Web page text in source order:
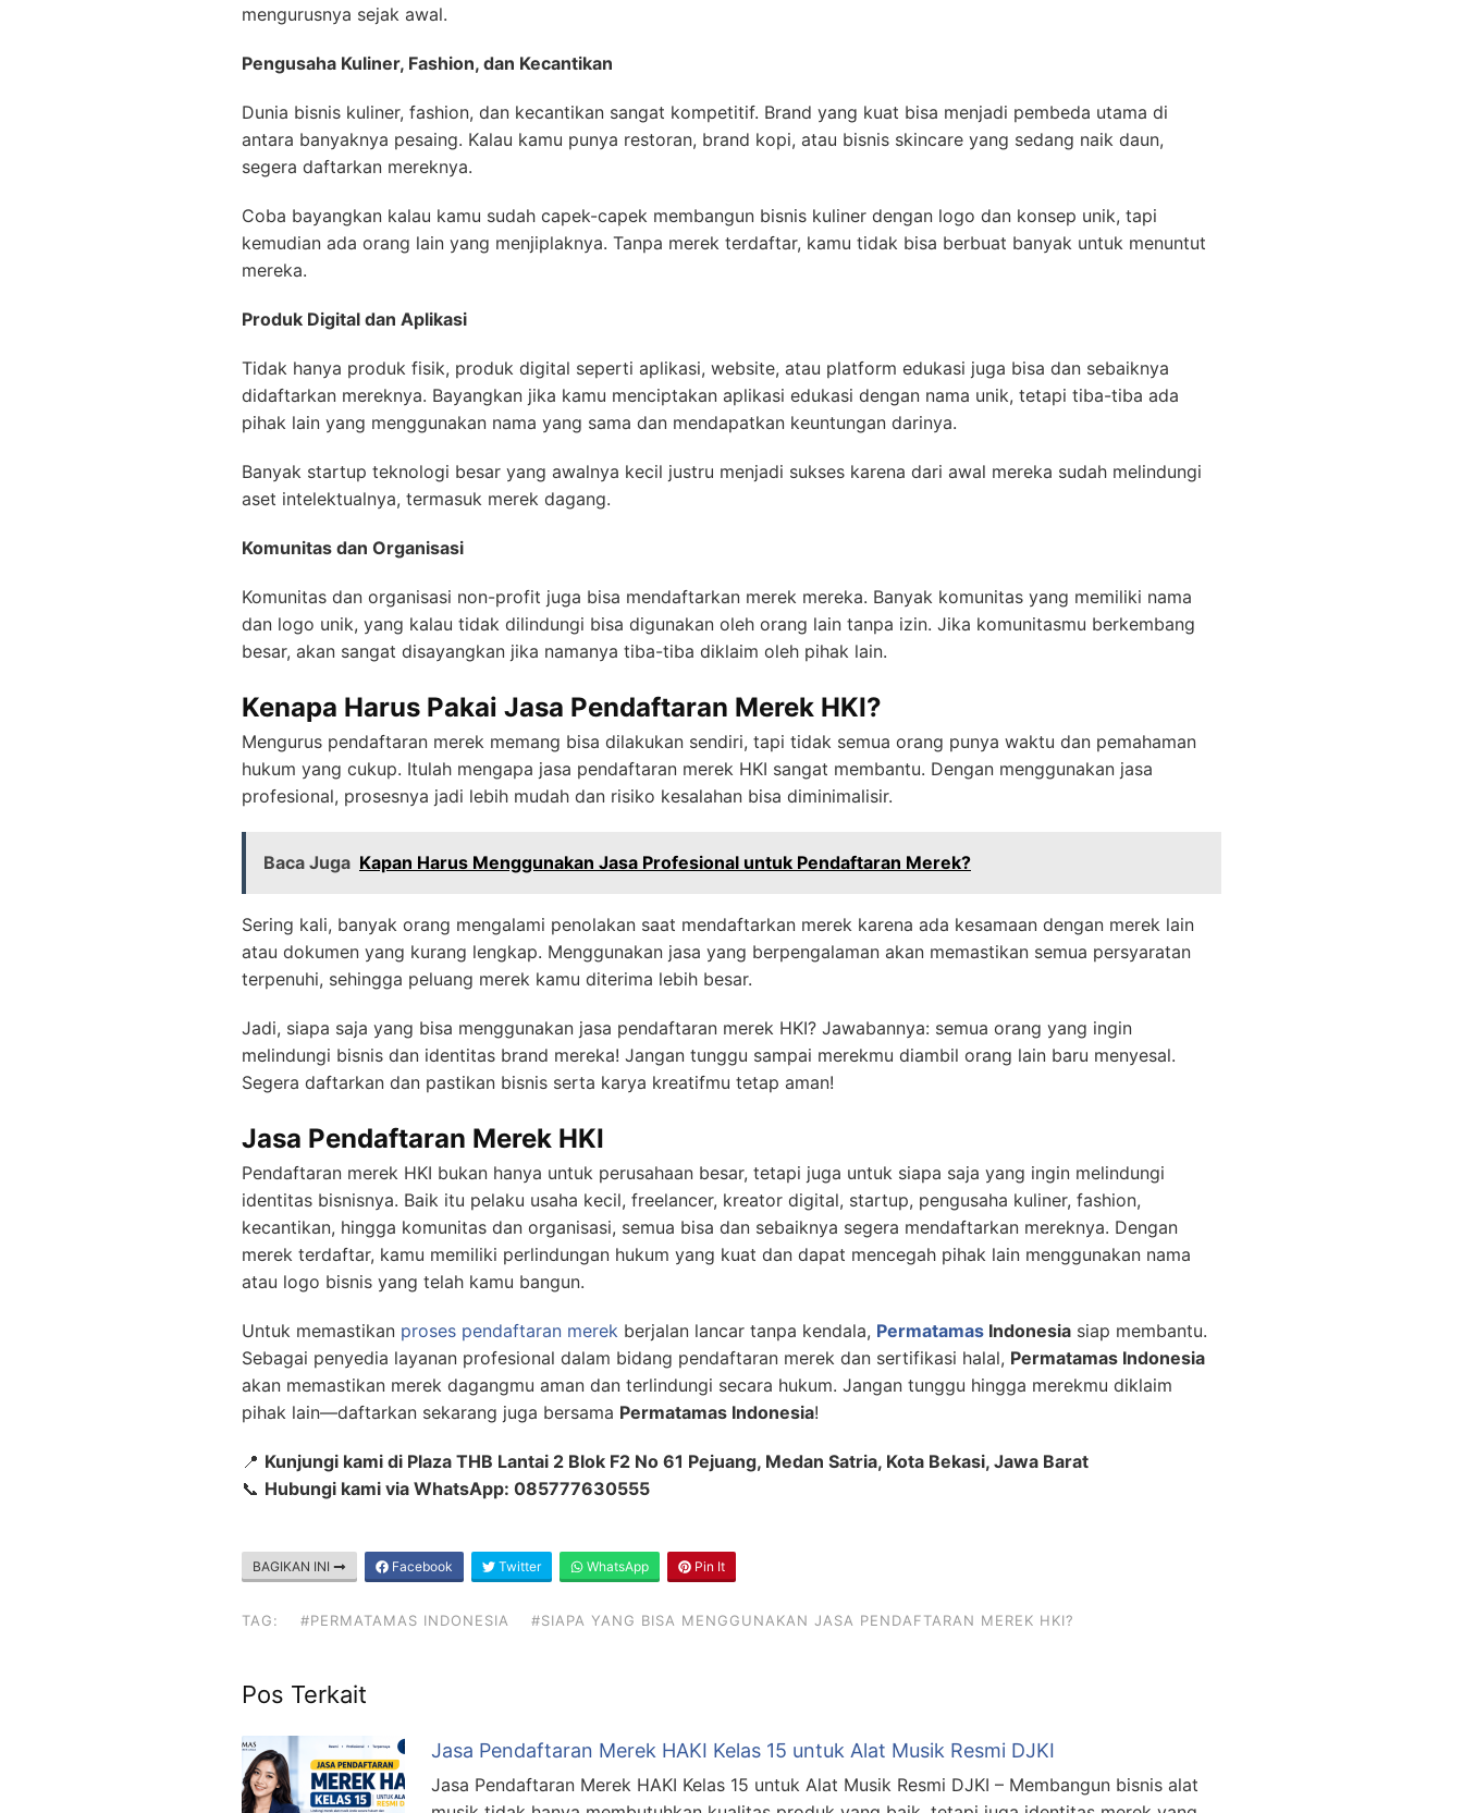
mengurusnya sejak awal.
Pengusaha Kuliner, Fashion, dan Kecantikan
Dunia bisnis kuliner, fashion, dan kecantikan sangat kompetitif. Brand yang kuat bisa menjadi pembeda utama di
antara banyaknya pesaing. Kalau kamu punya restoran, brand kopi, atau bisnis skincare yang sedang naik daun,
segera daftarkan mereknya.
Coba bayangkan kalau kamu sudah capek-capek membangun bisnis kuliner dengan logo dan konsep unik, tapi
kemudian ada orang lain yang menjiplaknya. Tanpa merek terdaftar, kamu tidak bisa berbuat banyak untuk menuntut
mereka.
Produk Digital dan Aplikasi
Tidak hanya produk fisik, produk digital seperti aplikasi, website, atau platform edukasi juga bisa dan sebaiknya
didaftarkan mereknya. Bayangkan jika kamu menciptakan aplikasi edukasi dengan nama unik, tetapi tiba-tiba ada
pihak lain yang menggunakan nama yang sama dan mendapatkan keuntungan darinya.
Banyak startup teknologi besar yang awalnya kecil justru menjadi sukses karena dari awal mereka sudah melindungi
aset intelektualnya, termasuk merek dagang.
Komunitas dan Organisasi
Komunitas dan organisasi non-profit juga bisa mendaftarkan merek mereka. Banyak komunitas yang memiliki nama
dan logo unik, yang kalau tidak dilindungi bisa digunakan oleh orang lain tanpa izin. Jika komunitasmu berkembang
besar, akan sangat disayangkan jika namanya tiba-tiba diklaim oleh pihak lain.
Kenapa Harus Pakai Jasa Pendaftaran Merek HKI?
Mengurus pendaftaran merek memang bisa dilakukan sendiri, tapi tidak semua orang punya waktu dan pemahaman
hukum yang cukup. Itulah mengapa jasa pendaftaran merek HKI sangat membantu. Dengan menggunakan jasa
profesional, prosesnya jadi lebih mudah dan risiko kesalahan bisa diminimalisir.
Baca Juga Kapan Harus Menggunakan Jasa Profesional untuk Pendaftaran Merek?
Sering kali, banyak orang mengalami penolakan saat mendaftarkan merek karena ada kesamaan dengan merek lain
atau dokumen yang kurang lengkap. Menggunakan jasa yang berpengalaman akan memastikan semua persyaratan
terpenuhi, sehingga peluang merek kamu diterima lebih besar.
Jadi, siapa saja yang bisa menggunakan jasa pendaftaran merek HKI? Jawabannya: semua orang yang ingin
melindungi bisnis dan identitas brand mereka! Jangan tunggu sampai merekmu diambil orang lain baru menyesal.
Segera daftarkan dan pastikan bisnis serta karya kreatifmu tetap aman!
Jasa Pendaftaran Merek HKI
Pendaftaran merek HKI bukan hanya untuk perusahaan besar, tetapi juga untuk siapa saja yang ingin melindungi
identitas bisnisnya. Baik itu pelaku usaha kecil, freelancer, kreator digital, startup, pengusaha kuliner, fashion,
kecantikan, hingga komunitas dan organisasi, semua bisa dan sebaiknya segera mendaftarkan mereknya. Dengan
merek terdaftar, kamu memiliki perlindungan hukum yang kuat dan dapat mencegah pihak lain menggunakan nama
atau logo bisnis yang telah kamu bangun.
Untuk memastikan proses pendaftaran merek berjalan lancar tanpa kendala, Permatamas Indonesia siap membantu.
Sebagai penyedia layanan profesional dalam bidang pendaftaran merek dan sertifikasi halal, Permatamas Indonesia
akan memastikan merek dagangmu aman dan terlindungi secara hukum. Jangan tunggu hingga merekmu diklaim
pihak lain—daftarkan sekarang juga bersama Permatamas Indonesia!
📍 Kunjungi kami di Plaza THB Lantai 2 Blok F2 No 61 Pejuang, Medan Satria, Kota Bekasi, Jawa Barat
📞 Hubungi kami via WhatsApp: 085777630555
BAGIKAN INI Facebook Twitter WhatsApp Pin It
TAG: #PERMATAMAS INDONESIA #SIAPA YANG BISA MENGGUNAKAN JASA PENDAFTARAN MEREK HKI?
Pos Terkait
Jasa Pendaftaran Merek HAKI Kelas 15 untuk Alat Musik Resmi DJKI
Jasa Pendaftaran Merek HAKI Kelas 15 untuk Alat Musik Resmi DJKI – Membangun bisnis alat